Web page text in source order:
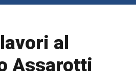
al
Assarotti